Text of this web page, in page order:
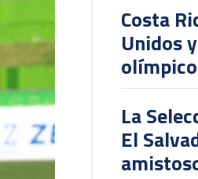
Costa
Unidos
olímpico
La
El